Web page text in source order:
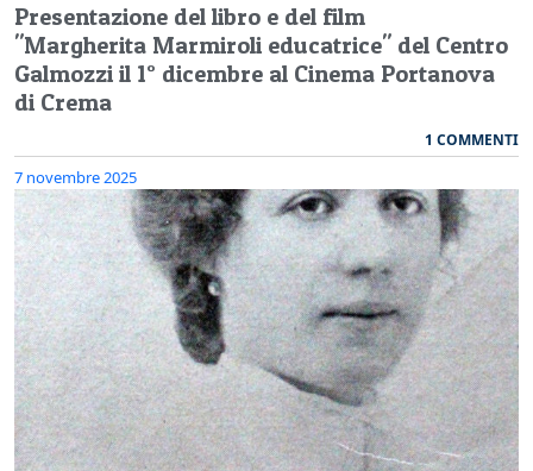
Presentazione del libro e del film
"Margherita Marmiroli educatrice" del Centro
Galmozzi il 1° dicembre al Cinema Portanova
di Crema
1 COMMENTI
7 novembre 2025